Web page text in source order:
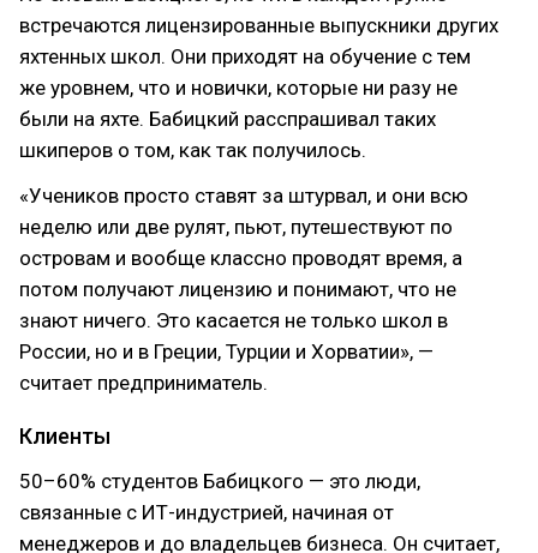
встречаются лицензированные выпускники других
яхтенных школ. Они приходят на обучение с тем
же уровнем, что и новички, которые ни разу не
были на яхте. Бабицкий расспрашивал таких
шкиперов о том, как так получилось.
«Учеников просто ставят за штурвал, и они всю
неделю или две рулят, пьют, путешествуют по
островам и вообще классно проводят время, а
потом получают лицензию и понимают, что не
знают ничего. Это касается не только школ в
России, но и в Греции, Турции и Хорватии», —
считает предприниматель.
Клиенты
50–60% студентов Бабицкого — это люди,
связанные с ИТ-индустрией, начиная от
менеджеров и до владельцев бизнеса. Он считает,